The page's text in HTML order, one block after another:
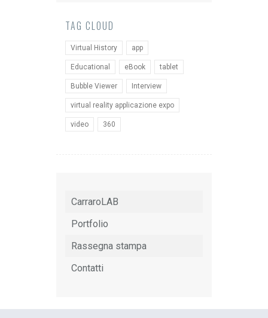
TAG CLOUD
Virtual History app
Educational eBook tablet
Bubble Viewer Interview
virtual reality applicazione expo
video 360
CarraroLAB
Portfolio
Rassegna stampa
Contatti